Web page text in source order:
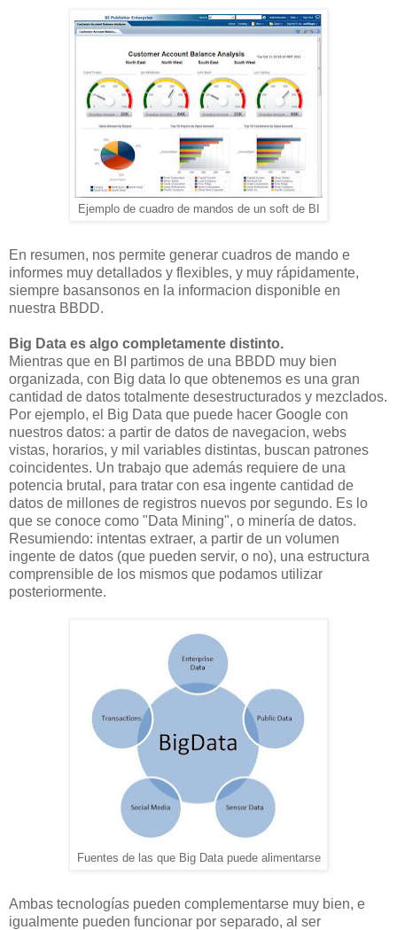
Ejemplo de cuadro de mandos de un soft de BI
En resumen, nos permite generar cuadros de mando e
informes muy detallados y flexibles, y muy rápidamente,
siempre basansonos en la informacion disponible en
nuestra BBDD.
Big Data es algo completamente distinto.
Mientras que en BI partimos de una BBDD muy bien
organizada, con Big data lo que obtenemos es una gran
cantidad de datos totalmente desestructurados y mezclados.
Por ejemplo, el Big Data que puede hacer Google con
nuestros datos: a partir de datos de navegacion, webs
vistas, horarios, y mil variables distintas, buscan patrones
coincidentes. Un trabajo que además requiere de una
potencia brutal, para tratar con esa ingente cantidad de
datos de millones de registros nuevos por segundo. Es lo
que se conoce como "Data Mining", o minería de datos.
Resumiendo: intentas extraer, a partir de un volumen
ingente de datos (que pueden servir, o no), una estructura
comprensible de los mismos que podamos utilizar
posteriormente.
Fuentes de las que Big Data puede alimentarse
Ambas tecnologías pueden complementarse muy bien, e
igualmente pueden funcionar por separado, al ser